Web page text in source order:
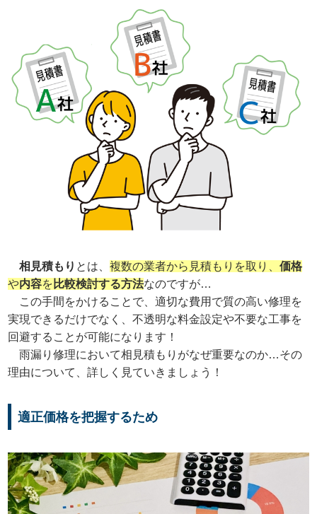
相見積もり とは、複数の業者から見積もりを取り、価格
や内容を 比較検討する方法なのですが…
この手間をかけることで、適切な費用で質の高い修理を
実現できるだけでなく、不透明な料金設定や不要な工事を
回避することが可能になります！
雨漏り修理において相見積もりがなぜ重要なのか…その
理由について、詳しく見ていきましょう！
適正価格を把握するため